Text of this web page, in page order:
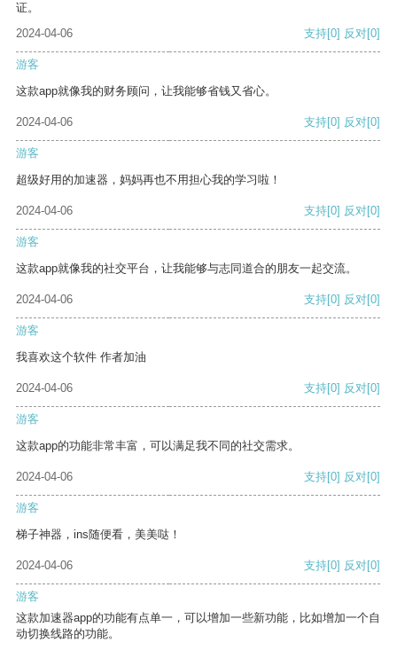
证。
2024-04-06
支持[0] 反对[0]
游客
这款app就像我的财务顾问，让我能够省钱又省心。
2024-04-06 支持[0] 反对[0]
游客
超级好用的加速器，妈妈再也不用担心我的学习啦！
2024-04-06 支持[0] 反对[0]
游客
这款app就像我的社交平台，让我能够与志同道合的朋友一起交流。
2024-04-06 支持[0] 反对[0]
游客
我喜欢这个软件 作者加油
2024-04-06 支持[0] 反对[0]
游客
这款app的功能非常丰富，可以满足我不同的社交需求。
2024-04-06 支持[0] 反对[0]
游客
梯子神器，ins随便看，美美哒！
2024-04-06 支持[0] 反对[0]
游客
这款加速器app的功能有点单一，可以增加一些新功能，比如增加一个自
动切换线路的功能。